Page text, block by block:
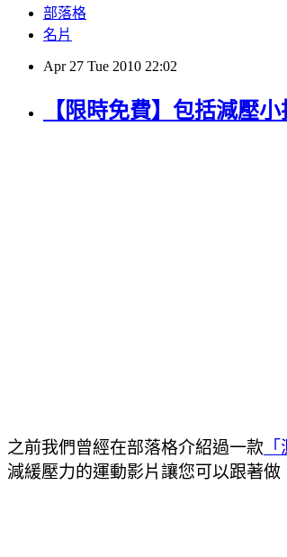
部落格
名片
Apr 27 Tue 2010 22:02
【限時免費】包括減壓
之前我們曾經在部落格介紹過一款
減緩壓力的運動影片讓您可以跟著